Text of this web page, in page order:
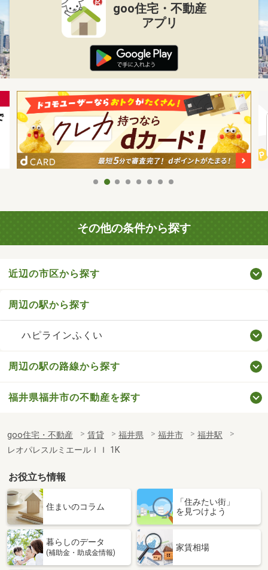
goo住宅・不動産
アプリ
その他の条件から探す
近辺の市区から探す
周辺の駅から探す
ハピラインふくい
周辺の駅の路線から探す
福井県福井市の不動産を探す
goo住宅・不動産 賃貸 福井県 福井市
福井駅
レオパレスルミエールＩＩ 1K
お役立ち情報
住まいのコラム
「住みたい街」
を見つけよう
暮らしのデータ
(補助金・助成金情報)
家賃相場